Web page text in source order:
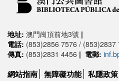
地址: 澳門崗頂前地3號 |
電話: (853)2856 7576 / (853)2837
傳真: (853)2831 4456 | 電郵:
網站指南 無障礙功能 私隱政策